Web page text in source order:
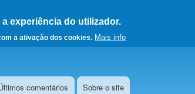
experiência do utilizador.
a ativação dos cookies. Mais info
página principal
comentários Sobre o site